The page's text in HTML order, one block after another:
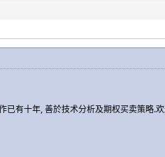
已有十年, 善於技术分析及期权买卖策略.